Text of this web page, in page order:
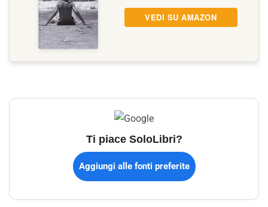
VEDI SU AMAZON
Ti piace SoloLibri?
Aggiungi alle fonti preferite